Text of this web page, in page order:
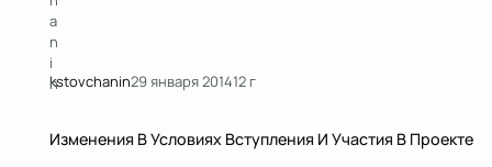
kstоvchanin29 января 201412 г
Изменения В Условиях Вступления И Участия В Проекте